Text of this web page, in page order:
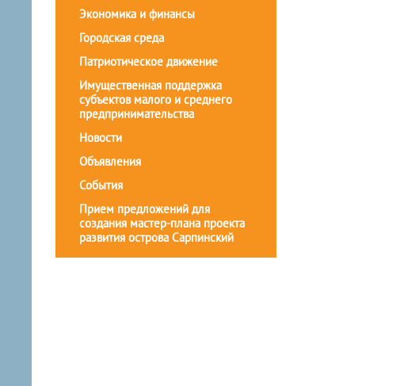
Экономика и финансы
Городская среда
Патриотическое движение
Имущественная поддержка
субъектов малого и среднего
предпринимательства
Новости
Объявления
События
Прием предложений для
создания мастер-плана проекта
развития острова Сарпинский